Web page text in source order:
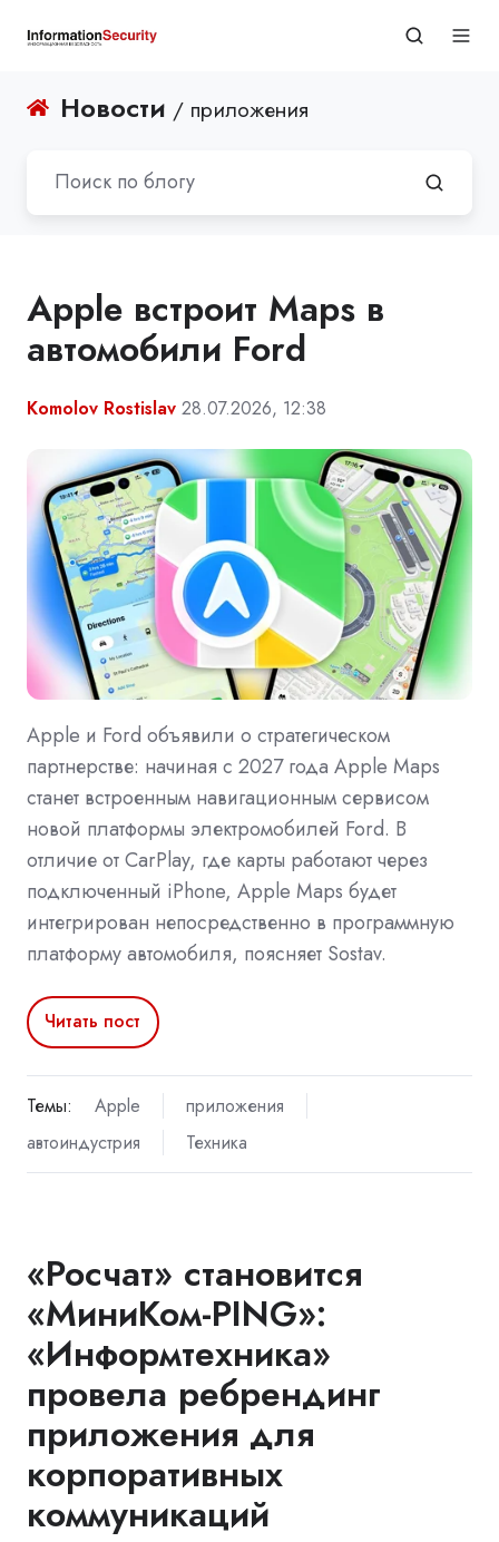
Новости / приложения
Apple встроит Maps в
автомобили Ford
Komolov Rostislav 28.07.2026, 12:38
Apple и Ford объявили о стратегическом
партнерстве: начиная с 2027 года Apple Maps
станет встроенным навигационным сервисом
новой платформы электромобилей Ford. В
отличие от CarPlay, где карты работают через
подключенный iPhone, Apple Maps будет
интегрирован непосредственно в программную
платформу автомобиля, поясняет Sostav.
Читать пост
Темы: Apple
приложения
автоиндустрия
Техника
«Росчат» становится
«МиниКом-PING»:
«Информтехника»
провела ребрендинг
приложения для
корпоративных
коммуникаций